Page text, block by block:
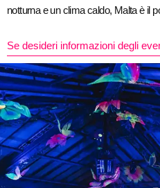
notturna e un clima caldo, Malta è il
Se desideri informazioni degli